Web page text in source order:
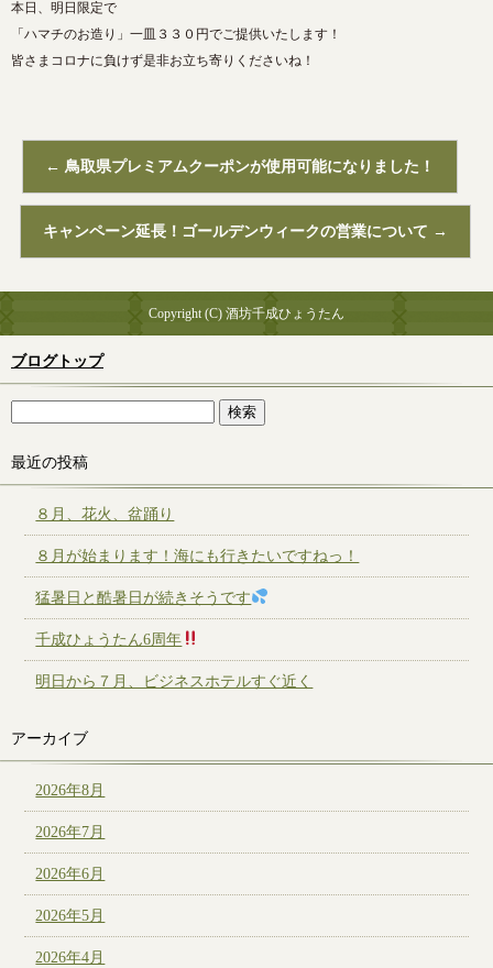
本日、明日限定で
「ハマチのお造り」一皿３３０円でご提供いたします！
皆さまコロナに負けず是非お立ち寄りくださいね！
← 鳥取県プレミアムクーポンが使用可能になりました！
キャンペーン延長！ゴールデンウィークの営業について →
Copyright (C) 酒坊千成ひょうたん
ブログトップ
最近の投稿
８月、花火、盆踊り
８月が始まります！海にも行きたいですねっ！
猛暑日と酷暑日が続きそうです
千成ひょうたん6周年
明日から７月、ビジネスホテルすぐ近く
アーカイブ
2026年8月
2026年7月
2026年6月
2026年5月
2026年4月